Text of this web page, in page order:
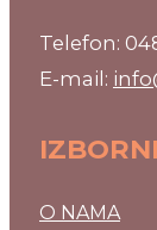
Telefon:
E-mail:
O NAMA